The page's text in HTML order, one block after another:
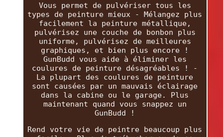
Vous permet de pulvériser tous les
types de peinture mieux - Mélangez plus
facilement la peinture métallique,
pulvérisez une couche de bonbon plus
uniforme, pulvérisez de meilleures
graphiques, et bien plus encore !
GunBudd vous aide à éliminer les
coulures de peinture désagréables ! -
La plupart des coulures de peinture
sont causées par un mauvais éclairage
dans la cabine ou le garage. Plus
maintenant quand vous snappez un
GunBudd !
Rend votre vie de peintre beaucoup plus